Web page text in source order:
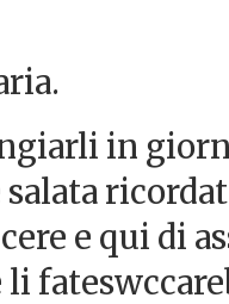
in
e qui di